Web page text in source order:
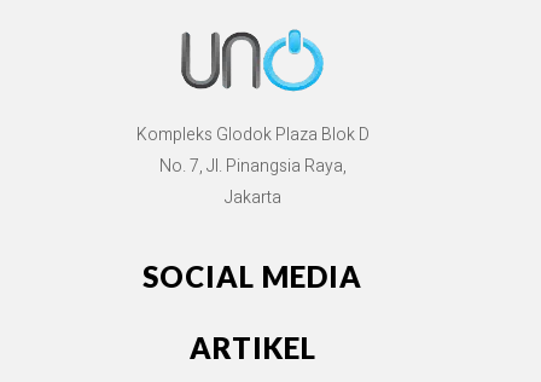
Kompleks Glodok Plaza Blok D
No. 7, Jl. Pinangsia Raya,
Jakarta
SOCIAL MEDIA
ARTIKEL